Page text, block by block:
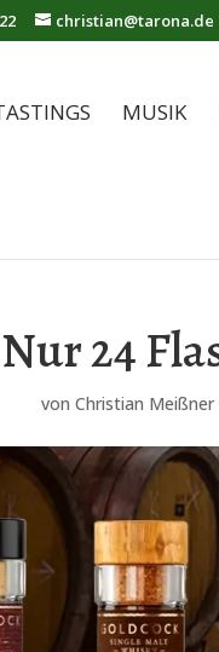
christian@tarona.de
MUSIK
Nur 24
von Christian Meißner